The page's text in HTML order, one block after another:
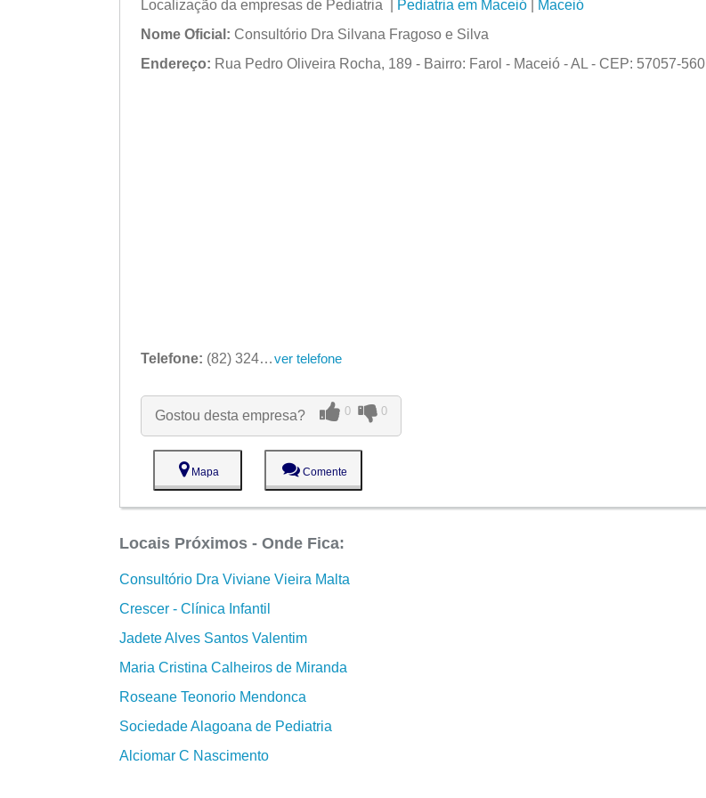
Localização da empresas de Pediatria | Pediatria em Maceió|
Maceió
Nome Oficial: Consultório Dra Silvana Fragoso e Silva
Endereço: Rua Pedro Oliveira Rocha, 189 - Bairro: Farol - Maceió - AL - CEP: 57057-560
Telefone: (82) 3241-4038 ver telefone
Gostou desta empresa? 0 0
Mapa Comente
Locais Próximos - Onde Fica:
Consultório Dra Viviane Vieira Malta
Crescer - Clínica Infantil
Jadete Alves Santos Valentim
Maria Cristina Calheiros de Miranda
Roseane Teonorio Mendonca
Sociedade Alagoana de Pediatria
Alciomar C Nascimento